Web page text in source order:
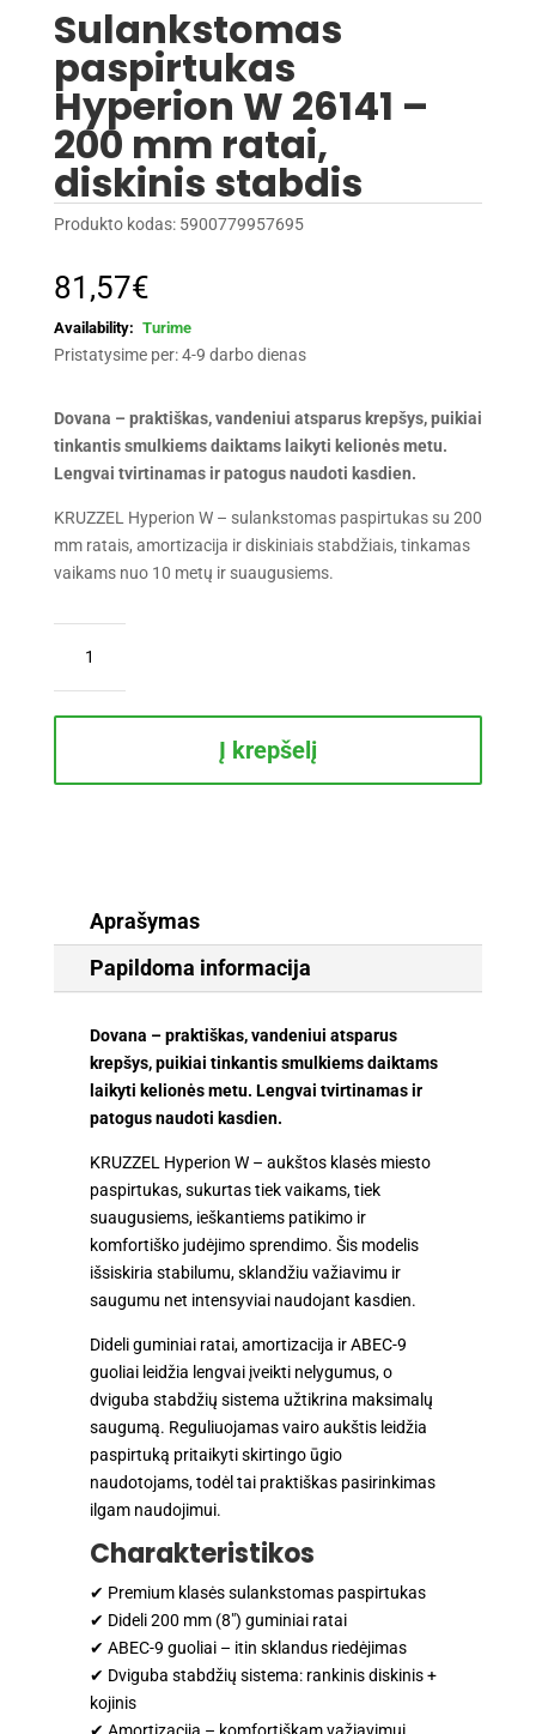
Sulankstomas
paspirtukas
Hyperion W 26141 –
200 mm ratai,
diskinis stabdis
Produkto kodas: 5900779957695
81,57€
Turime
Pristatysime per: 4-9 darbo dienas
Dovana – praktiškas, vandeniui atsparus krepšys, puikiai
tinkantis smulkiems daiktams laikyti kelionės metu.
Lengvai tvirtinamas ir patogus naudoti kasdien.
KRUZZEL Hyperion W – sulankstomas paspirtukas su 200
mm ratais, amortizacija ir diskiniais stabdžiais, tinkamas
vaikams nuo 10 metų ir suaugusiems.
kiekis:
Sulankstomas
paspirtukas
diskinis
stabdis
Į krepšelį
Aprašymas
Papildoma informacija
Dovana – praktiškas, vandeniui atsparus
krepšys, puikiai tinkantis smulkiems daiktams
laikyti kelionės metu. Lengvai tvirtinamas ir
patogus naudoti kasdien.
KRUZZEL Hyperion W – aukštos klasės miesto
paspirtukas, sukurtas tiek vaikams, tiek
suaugusiems, ieškantiems patikimo ir
komfortiško judėjimo sprendimo. Šis modelis
išsiskiria stabilumu, sklandžiu važiavimu ir
saugumu net intensyviai naudojant kasdien.
Dideli guminiai ratai, amortizacija ir ABEC-9
guoliai leidžia lengvai įveikti nelygumus, o
dviguba stabdžių sistema užtikrina maksimalų
saugumą. Reguliuojamas vairo aukštis leidžia
paspirtuką pritaikyti skirtingo ūgio
naudotojams, todėl tai praktiškas pasirinkimas
ilgam naudojimui.
Charakteristikos
✔ Premium klasės sulankstomas paspirtukas
✔ Dideli 200 mm (8") guminiai ratai
✔ ABEC-9 guoliai – itin sklandus riedėjimas
✔ Dviguba stabdžių sistema: rankinis diskinis +
kojinis
✔ Amortizacija – komfortiškam važiavimui